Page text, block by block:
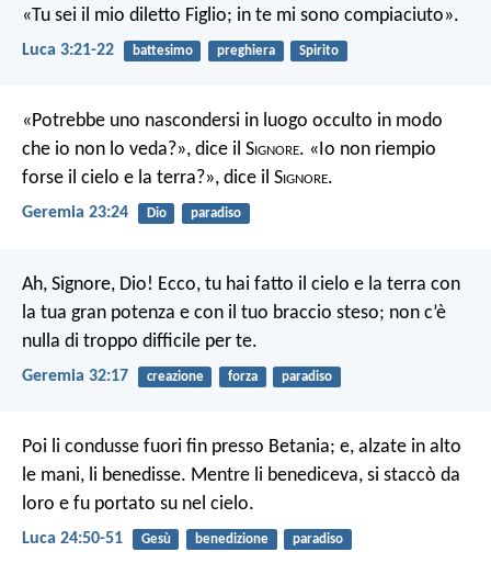
«Tu sei il mio diletto Figlio; in te mi sono compiaciuto».
Luca 3:21-22 battesimo preghiera Spirito
«Potrebbe uno nascondersi in luogo occulto in modo
che io non lo veda?», dice il Signore. «Io non riempio
forse il cielo e la terra?», dice il Signore.
Geremia 23:24 Dio paradiso
Ah, Signore, Dio! Ecco, tu hai fatto il cielo e la terra con
la tua gran potenza e con il tuo braccio steso; non c’è
nulla di troppo difficile per te.
Geremia 32:17 creazione forza paradiso
Poi li condusse fuori fin presso Betania; e, alzate in alto
le mani, li benedisse. Mentre li benediceva, si staccò da
loro e fu portato su nel cielo.
Luca 24:50-51 Gesù benedizione paradiso